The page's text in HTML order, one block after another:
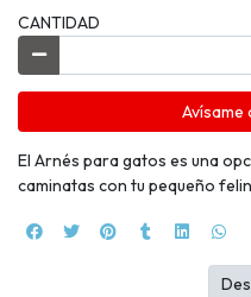
CANTIDAD
Avísame
El Arnés para gatos es una
caminatas con tu pequeño